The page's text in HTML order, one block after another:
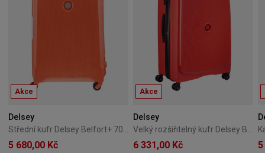
Akce
Delsey
5 680,00 Kč
Akce
Delsey
6 331,00 Kč 5